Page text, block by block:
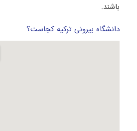
باشند.
دانشگاه بیرونی ترکیه کجاست؟